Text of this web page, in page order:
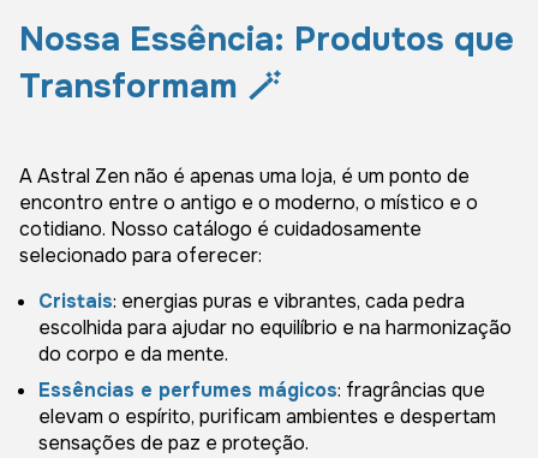
Nossa Essência: Produtos que
Transformam 🪄
A Astral Zen não é apenas uma loja, é um ponto de
encontro entre o antigo e o moderno, o místico e o
cotidiano. Nosso catálogo é cuidadosamente
selecionado para oferecer:
Cristais: energias puras e vibrantes, cada pedra
escolhida para ajudar no equilíbrio e na harmonização
do corpo e da mente.
Essências e perfumes mágicos: fragrâncias que
elevam o espírito, purificam ambientes e despertam
sensações de paz e proteção.